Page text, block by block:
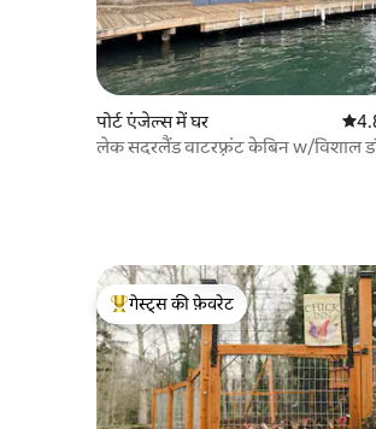
पोर्ट एंजेल्स में घर औसत
लेक सदरलैंड वाटरफ़्रंट केबिन w/विशाल
गेस्ट्स का टॉप फ़ेवरेट
गेस्ट्स की फ़ेवरेट